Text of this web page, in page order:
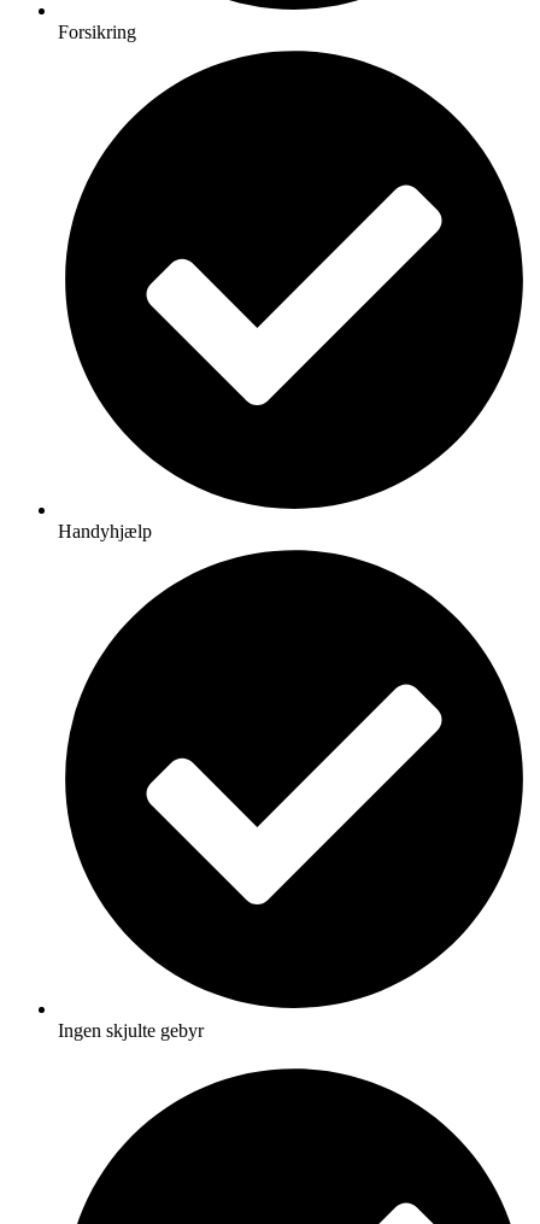
Forsikring
Handyhjælp
Ingen skjulte gebyr